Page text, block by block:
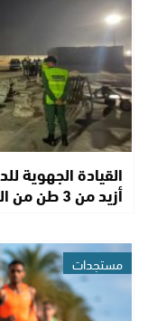
القيادة الجهوية
أزيد من 3 طن من الكوكايين قبالة…
مستجدات